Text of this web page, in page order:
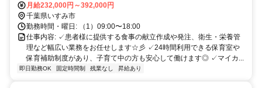
月給232,000円～392,000円
千葉県いすみ市
勤務時間・曜日: （1）09:00〜18:00
仕事内容: ✓患者様に提供する食事の献立作成や発注、衛生・栄養管
理など幅広い業務をお任せします☆彡 ✓24時間利用できる保育室や
保育補助制度があり、子育て中の方も安心して働けます◎ ✓マイカ...
即日勤務OK 固定時間制 残業なし 昇給あり